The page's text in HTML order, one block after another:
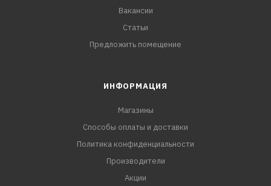
Вакансии
Статьи
Предложить помещение
ИНФОРМАЦИЯ
Магазины
Способы оплаты и доставки
Политика конфиденциальности
Производители
Акции